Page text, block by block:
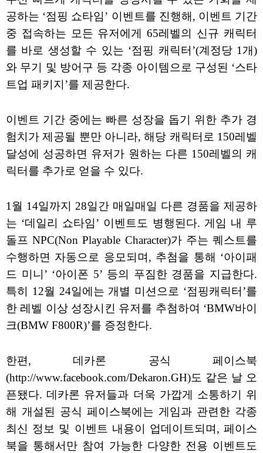
공하는 ‘점핑 쇼타임’ 이벤트를 진행해, 이벤트 기간
중 접속하는 모든 유저에게 65레벨의 신규 캐릭터
를 바로 생성할 수 있는 ‘점핑 캐릭터’(계정당 1개)
와 무기 및 방어구 등 각종 아이템으로 구성된 ‘스타
트업 패키지’를 제공한다.
이벤트 기간 중에는 빠른 성장을 돕기 위한 추가 경
험치가 제공될 뿐만 아니라, 해당 캐릭터로 150레벨
달성에 성공하면 유저가 원하는 다른 150레벨의 캐
릭터를 추가로 얻을 수 있다.
1월 14일까지 28일간 매일매일 다른 경품을 제공하
는 ‘데일리 쇼타임’ 이벤트도 병행된다. 게임 내 루
돌프 NPC(Non Playable Character)가 주는 퀘스트를
수행하면 자동으로 응모되며, 추첨을 통해 ‘아이패
드 미니’ ‘아이폰 5’ 등의 푸짐한 경품을 지급한다.
특히 12월 24일에는 개별 미션으로 ‘점핑캐릭터’를
한 레벨 이상 성장시킨 유저를 추첨하여 ‘BMW바이
크(BMW F800R)’를 증정한다.
한편, 데카론 공식 페이스북
(http://www.facebook.com/Dekaron.GH)도 같은 날 오
픈됐다. 데카론 유저들과 더욱 가깝게 소통하기 위
해 개설된 공식 페이스북에는 게임과 관련한 각종
최신 정보 및 이벤트 내용이 업데이트되며, 페이스
북을 통해서만 참여 가능한 다양한 전용 이벤트도